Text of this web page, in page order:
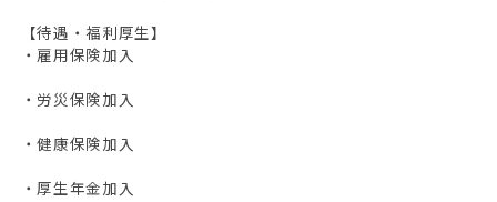
【待遇・福利厚生】
・雇用保険加入
・労災保険加入
・健康保険加入
・厚生年金加入